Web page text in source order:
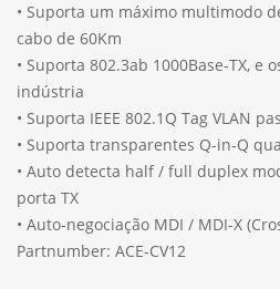
• Suporta um máximo multimodo
cabo de 60Km
• Suporta 802.3ab 1000Base-TX, e
indústria
• Suporta IEEE 802.1Q Tag VLAN
• Suporta transparentes Q-in-Q
• Auto detecta half / full duplex
porta TX
• Auto-negociação MDI / MDI-X
Partnumber: ACE-CV12